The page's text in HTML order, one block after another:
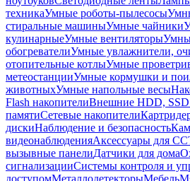
техникаУмные роботы-пылесосы
стиральные машиныУмные чайники
кулинарныеУмные вентиляторы
обогревателиУмные увлажнители,
отопительные котлыУмные
метеостанцииУмные кормушки и
животныхУмные напольные весы
Flash накопителиВнешние HDD, SSD
памятиСетевые накопители
дискиНаблюдение и безопасность
видеонаблюденияАксессуары для
вызывные панелиДатчики для дома
сигнализацииСистемы контроля и
доступомМеталлодетекторыМебель